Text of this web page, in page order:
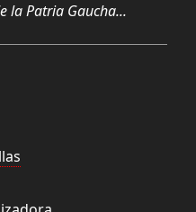
la Patria Gaucha...